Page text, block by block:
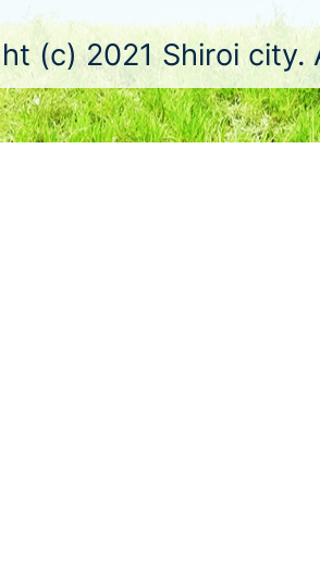
(c) 2021 Shiroi city.